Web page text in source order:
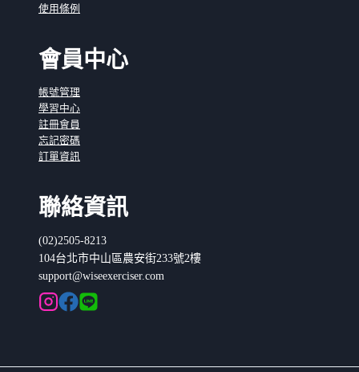
使用條例
會員中心
帳號管理
學習中心
註冊會員
忘記密碼
訂單資訊
聯絡資訊
(02)2505-8213
104台北市中山區農安街233號2樓
support@wiseexerciser.com